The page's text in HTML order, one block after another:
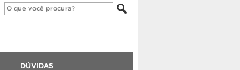
DÚVIDAS